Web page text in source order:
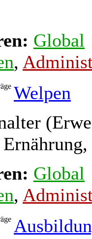
Global
,
Welpen
Global
,